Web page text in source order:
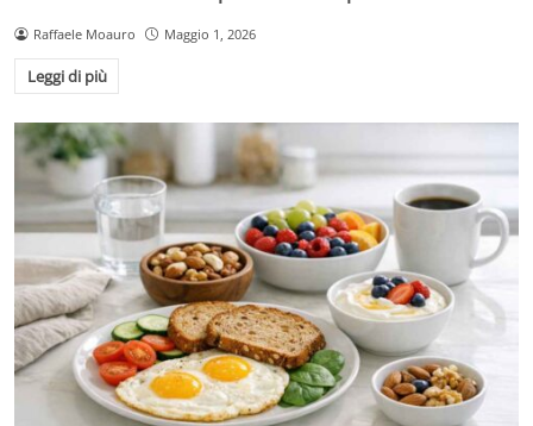
Raffaele Moauro Maggio 1, 2026
Leggi di più